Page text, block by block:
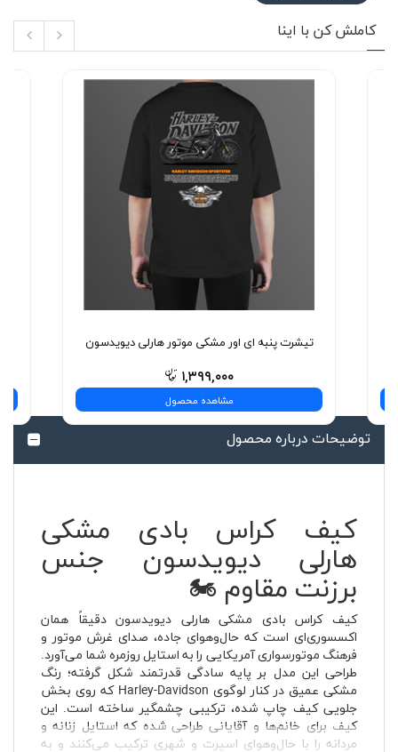
کاملش کن با اینا
تیشرت پنبه ای اور مشکی موتور هارلی دیویدسون
۱,۳۹۹,۰۰۰
مشاهده محصول
توضیحات درباره محصول
کیف کراس بادی مشکی
هارلی دیویدسون جنس
برزنت مقاوم 🏍️
کیف کراس بادی مشکی هارلی دیویدسون دقیقاً همان
اکسسوری‌ای است که حال‌وهوای جاده، صدای غرش موتور و
فرهنگ موتورسواری آمریکایی را به استایل روزمره شما می‌آورد.
طراحی این مدل بر پایه سادگی قدرتمند شکل گرفته؛ رنگ
مشکی عمیق در کنار لوگوی Harley-Davidson که روی بخش
جلویی کیف چاپ شده، ترکیبی چشمگیر ساخته است. این
کیف برای خانم‌ها و آقایانی طراحی شده که استایل زنانه و
مردانه را با حال‌وهوای اسپرت و شهری ترکیب می‌کنند و به